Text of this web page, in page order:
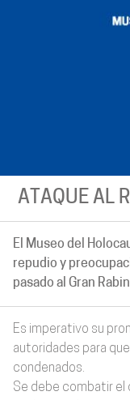
ATAQUE AL
El Museo del
repudio y
pasado al Gran
Es imperativo su
autoridades para
condenados.
Se debe combatir el